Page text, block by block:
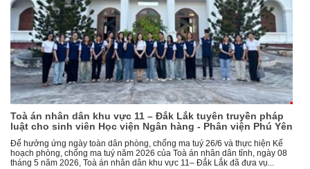
Toà án nhân dân khu vực 11 – Đắk Lắk tuyên truyền pháp
luật cho sinh viên Học viện Ngân hàng - Phân viện Phú Yên
Để hưởng ứng ngày toàn dân phòng, chống ma tuý 26/6 và thực hiện Kế
hoạch phòng, chống ma tuý năm 2026 của Toà án nhân dân tỉnh, ngày 08
tháng 5 năm 2026, Toà án nhân dân khu vực 11– Đắk Lắk đã đưa vụ...